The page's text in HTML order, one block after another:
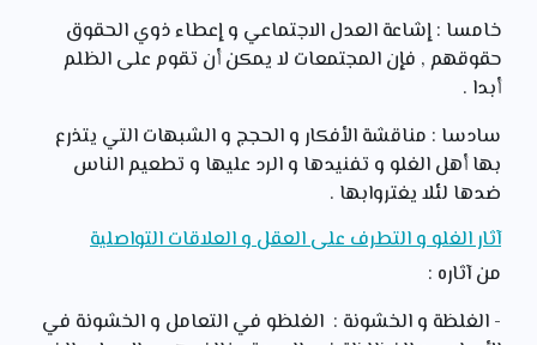
خامسا : إشاعة العدل الاجتماعي و إعطاء ذوي الحقوق
حقوقهم , فإن المجتمعات لا يمكن أن تقوم على الظلم
أبدا .
سادسا : مناقشة الأفكار و الحجج و الشبهات التي يتذرع
بها أهل الغلو و تفنيدها و الرد عليها و تطعيم الناس
ضدها لئلا يغتروابها .
آثار الغلو و التطرف على العقل و العلاقات التواصلية
من آثاره :
- الغلظة و الخشونة : الغلظو في التعامل و الخشونة في